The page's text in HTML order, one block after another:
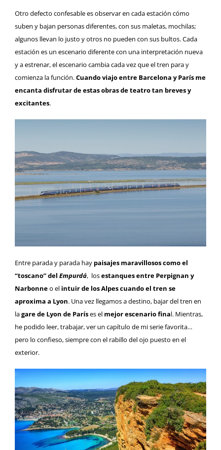
Otro defecto confesable es observar en cada estación cómo
suben y bajan personas diferentes, con sus maletas, mochilas;
algunos llevan lo justo y otros no pueden con sus bultos. Cada
estación es un escenario diferente con una interpretación nueva
y a estrenar, el escenario cambia cada vez que el tren para y
comienza la función.Cuando viajo entre Barcelona y París me
encanta disfrutar de estas obras de teatro tan breves y
excitantes.
Entre parada y parada hay paisajes maravillosos como el
“toscano” del Empurdá, losestanques entre Perpignan y
Narbonneo el intuir de los Alpes cuando el tren se
aproxima a Lyon. Una vez llegamos a destino, bajar del tren en
lagare de Lyon de Paríses el mejor escenario final. Mientras,
he podido leer, trabajar, ver un capítulo de mi serie favorita…
pero lo confieso, siempre con el rabillo del ojo puesto en el
exterior.